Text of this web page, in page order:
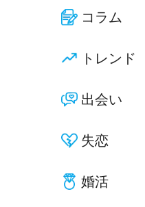
コラム
トレンド
出会い
失恋
婚活